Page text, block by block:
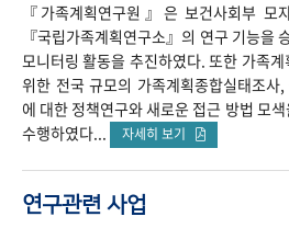
『가족계획연구원』은 보건사회부 모
『국립가족계획연구소』의 연구 기능을
모니터링 활동을 추진하였다. 또한 가족
위한 전국 규모의 가족계획종합실태조사
에 대한 정책연구와 새로운 접근 방법 모
수행하였다...
자세히 보기
연구관련 사업